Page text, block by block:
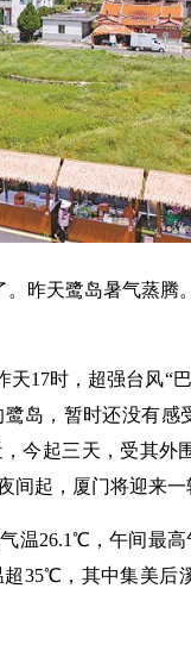
。昨天鹭岛暑气蒸腾
17时，超强台风“
岛，暂时还没有感
今起三天，受其外
间起，厦门将迎来一
温26.1℃，午间最高
35℃，其中集美后